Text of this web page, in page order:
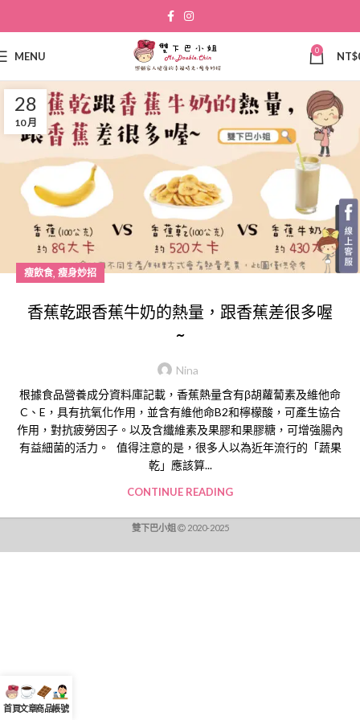
MENU 0 NT$
28
10 月
瘦飲食, 瘦身妙招
香蕉乾跟香蕉牛奶的熱量，跟香蕉差很多喔
~
Nina
根據食品營養成分資料庫記載，香蕉熱量含有β胡蘿蔔素及維他命
C、E，具有抗氧化作用，並含有維他命B2和檸檬酸，可產生協合
作用，對抗疲勞因子。以及含纖維素及果膠和果膠糖，可增強腸內
有益細菌的活力。 值得注意的是，很多人以為近年流行的「蔬果
乾」應該算...
CONTINUE READING
雙下巴小姐 2020-2025
首頁文章商品帳號